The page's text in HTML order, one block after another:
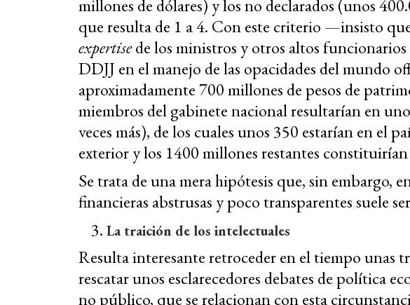
millones de dólares) y los no declarados (unos
que resulta de 1 a 4. Con este criterio —insisto
expertisede los ministros y otros altos funcionarios
DDJJ en el manejo de las opacidades del mundo
aproximadamente 700 millones de pesos de
miembros del gabinete nacional resultarían en
veces más), de los cuales unos 350 estarían en el
exterior y los 1400 millones restantes
Se trata de una mera hipótesis que, sin embargo,
financieras abstrusas y poco transparentes suele
La traición de los intelectuales
Resulta interesante retroceder en el tiempo unas
rescatar unos esclarecedores debates de política
no público, que se relacionan con esta